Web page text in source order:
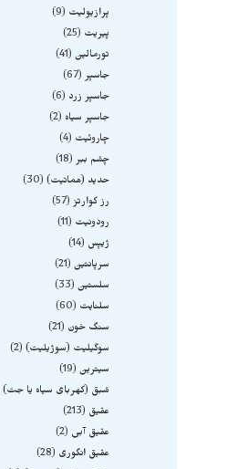
پرازیولیت
9
پیریت
25
تورمالین 41
جاسپر 67
جاسپر زرد
6
جاسپر سیاه
2
چاروئیت
4
چشم ببر 18
حدید (هماتیت) 30
رز کوارتز 57
رودونیت
11
ژیپس
14
سرپانتین 21
سلستین 33
سلنایت
60
سنگ خون
21
سوگیلیت (سوژیلیت) 2
سیترین 19
شبق (کهربای سیاه یا جت)
عقیق
213
عقیق آبی
2
عقیق انگوری
28